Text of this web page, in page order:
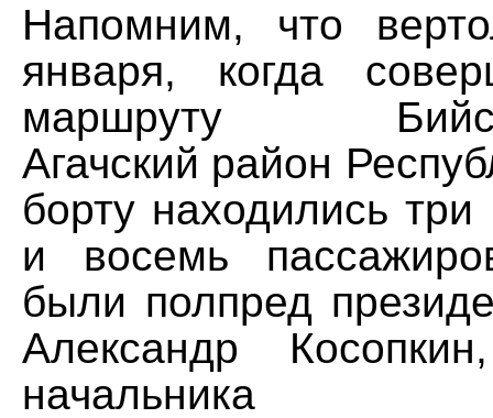
Напомним, что
января, когда
маршруту
Агачский район
борту находились
и восемь
были полпред
Александр
начальника